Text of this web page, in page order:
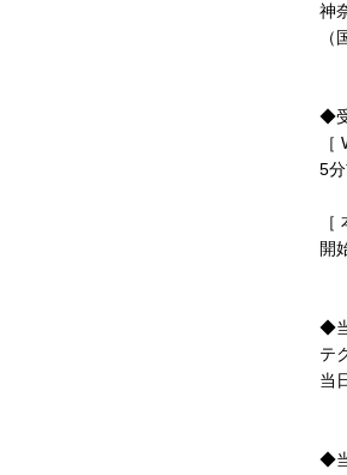
神
◆
［
5
［
開
◆
テ
当
◆